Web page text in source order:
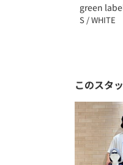
green
S / WHITE
このスタ